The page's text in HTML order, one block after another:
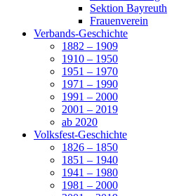
Sektion Bayreuth
Frauenverein
Verbands-Geschichte
1882 – 1909
1910 – 1950
1951 – 1970
1971 – 1990
1991 – 2000
2001 – 2019
ab 2020
Volksfest-Geschichte
1826 – 1850
1851 – 1940
1941 – 1980
1981 – 2000